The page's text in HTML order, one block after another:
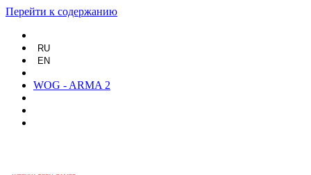
Перейти к содержанию
RU
EN
WOG - ARMA 2